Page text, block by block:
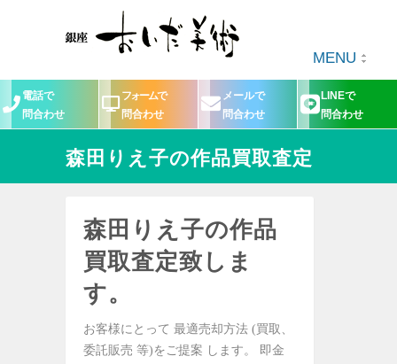
MENU
電話で
問合わせ
フォームで
問合わせ
メールで
問合わせ
LINEで
問合わせ
森田りえ子の作品買取査定
森田りえ子の作品
買取査定致しま
す。
お客様にとって 最適売却方法 (買取、
委託販売 等)をご提案 します。 即金